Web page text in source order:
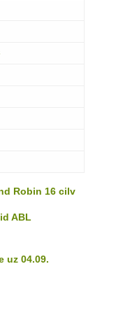
Robin 16 cilv
ABL
uz 04.09.